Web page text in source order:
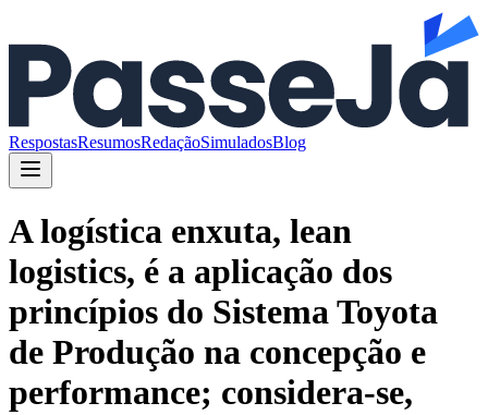
RespostasResumosRedaçãoSimuladosBlog
A logística enxuta, lean
logistics, é a aplicação dos
princípios do Sistema Toyota
de Produção na concepção e
performance; considera-se,